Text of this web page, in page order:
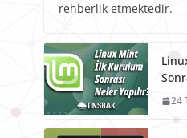
rehberlik etmektedir.
24